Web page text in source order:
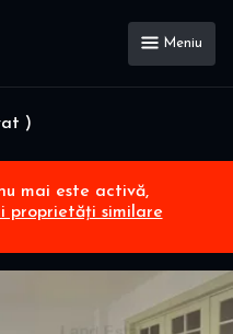
Meniu
)
mai este activă,
proprietăți similare